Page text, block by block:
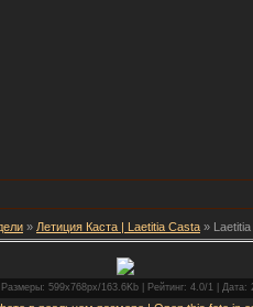
» Летиция Каста | Laetitia Casta »
599x768px/163.6Kb | Рейтинг: 4.0/1 | Дата: